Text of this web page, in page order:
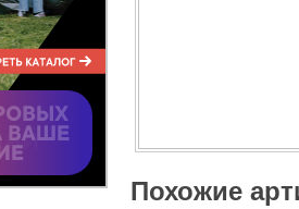
Похожие